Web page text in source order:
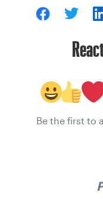
Be the first to